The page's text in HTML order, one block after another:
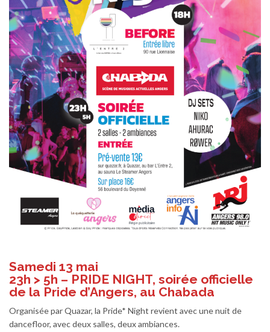
Samedi 13 mai
23h > 5h – PRIDE NIGHT, soirée officielle
de la Pride d’Angers, au Chabada
Organisée par Quazar, la Pride* Night revient avec une nuit de
dancefloor, avec deux salles, deux ambiances.